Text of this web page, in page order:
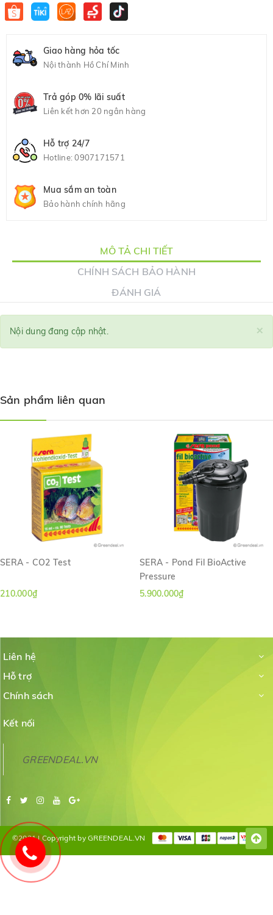
Giao hàng hỏa tốc
Nội thành Hồ Chí Minh
Trả góp 0% lãi suất
Liên kết hơn 20 ngân hàng
Hỗ trợ 24/7
Hotline:0907171571
Mua sắm an toàn
Bảo hành chính hãng
MÔ TẢ CHI TIẾT
CHÍNH SÁCH BẢO HÀNH
ĐÁNH GIÁ
×
Nội dung đang cập nhật.
Sản phẩm liên quan
SERA - CO2 Test
210.000₫
SERA - Pond Fil BioActive
Pressure
5.900.000₫
Liên hệ
Hỗ trợ
Chính sách
Kết nối
GREENDEAL.VN
©2021 | Copyright by GREENDEAL.VN